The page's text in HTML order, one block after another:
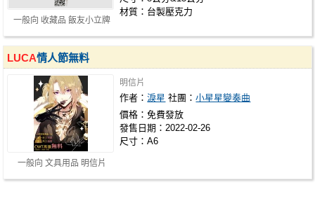
一般向 收藏品 飯友小立牌
材質：台製壓克力
一般向 文具用品 明信片
LUCA情人節無料
明信片
作者：淚星 社團：小星星變奏曲
價格：免費發放
發售日期：2022-02-26
尺寸：A6